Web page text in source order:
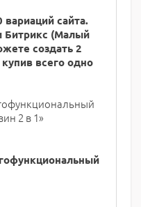
сайта.
Битрикс (Малый
создать 2
всего одно